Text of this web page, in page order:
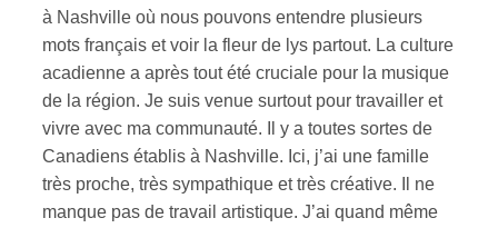
à Nashville où nous pouvons entendre plusieurs
mots français et voir la fleur de lys partout. La culture
acadienne a après tout été cruciale pour la musique
de la région. Je suis venue surtout pour travailler et
vivre avec ma communauté. Il y a toutes sortes de
Canadiens établis à Nashville. Ici, j’ai une famille
très proche, très sympathique et très créative. Il ne
manque pas de travail artistique. J’ai quand même